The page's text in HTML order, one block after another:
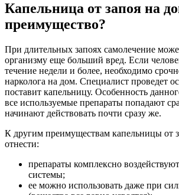
Капельница от запоя на
преимущество?
При длительных запоях самолечение
организму еще больший вред. Если
течение недели и более, необходимо
нарколога на дом. Специалист проведет
поставит капельницу. Особенность
все используемые препараты попадают
начинают действовать почти сразу же.
К другим преимуществам капельницы от
отнести:
препараты комплексно
системы;
ее можно использовать даже при